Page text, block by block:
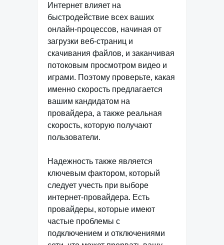
Интернет влияет на
быстродействие всех ваших
онлайн-процессов, начиная от
загрузки веб-страниц и
скачивания файлов, и заканчивая
потоковым просмотром видео и
играми. Поэтому проверьте, какая
именно скорость предлагается
вашим кандидатом на
провайдера, а также реальная
скорость, которую получают
пользователи.
Надежность также является
ключевым фактором, который
следует учесть при выборе
интернет-провайдера. Есть
провайдеры, которые имеют
частые проблемы с
подключением и отключениями